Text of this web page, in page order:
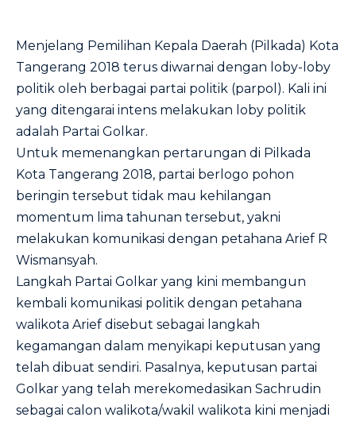
Menjelang Pemilihan Kepala Daerah (Pilkada) Kota
Tangerang 2018 terus diwarnai dengan loby-loby
politik oleh berbagai partai politik (parpol). Kali ini
yang ditengarai intens melakukan loby politik
adalah Partai Golkar.
Untuk memenangkan pertarungan di Pilkada
Kota Tangerang 2018, partai berlogo pohon
beringin tersebut tidak mau kehilangan
momentum lima tahunan tersebut, yakni
melakukan komunikasi dengan petahana Arief R
Wismansyah.
Langkah Partai Golkar yang kini membangun
kembali komunikasi politik dengan petahana
walikota Arief disebut sebagai langkah
kegamangan dalam menyikapi keputusan yang
telah dibuat sendiri. Pasalnya, keputusan partai
Golkar yang telah merekomedasikan Sachrudin
sebagai calon walikota/wakil walikota kini menjadi